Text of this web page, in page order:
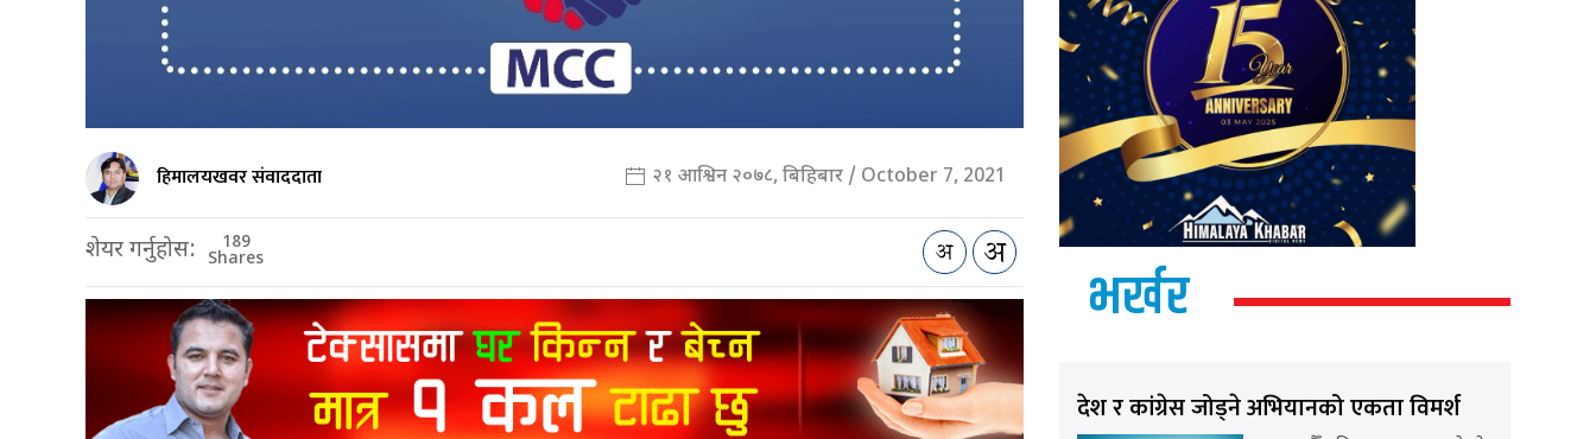
हिमालयखवर संवाददाता २१ आश्विन २०७८, बिहिबार / October 7, 2021
शेयर गर्नुहोस: 189
Shares भर्खर
देश र कांग्रेस जोड्ने अभियानको एकता विमर्श